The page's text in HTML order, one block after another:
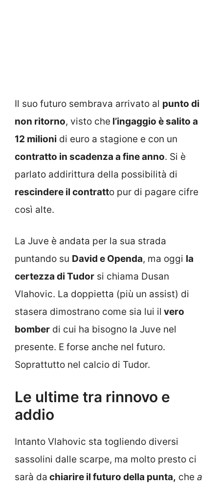
Il suo futuro sembrava arrivato al punto di
non ritorno, visto che l’ingaggio è salito a
12 milioni di euro a stagione e con un
contratto in scadenza a fine anno. Si è
parlato addirittura della possibilità di
rescindere il contratto pur di pagare cifre
così alte.
La Juve è andata per la sua strada
puntando su David e Openda, ma oggi la
certezza di Tudor si chiama Dusan
Vlahovic. La doppietta (più un assist) di
stasera dimostrano come sia lui il vero
bomber di cui ha bisogno la Juve nel
presente. E forse anche nel futuro.
Soprattutto nel calcio di Tudor.
Le ultime tra rinnovo e
addio
Intanto Vlahovic sta togliendo diversi
sassolini dalle scarpe, ma molto presto ci
sarà da chiarire il futuro della punta, che a